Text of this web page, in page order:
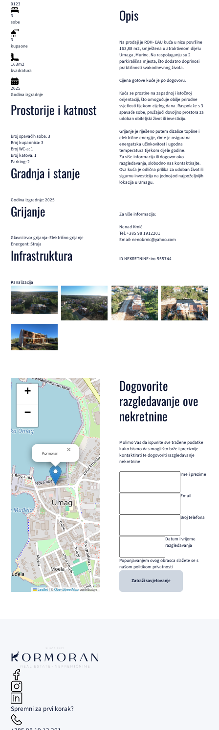
0123
3
sobe
3
kupaone
163m2
kvadratura
2025
Godina izgradnje
Prostorije i katnost
Broj spavaćih soba: 3
Broj kupaonica: 3
Broj WC-a: 1
Broj katova: 1
Parking: 2
Gradnja i stanje
Godina izgradnje: 2025
Grijanje
Glavni izvor grijanja: Električno grijanje
Energent: Struja
Infrastruktura
Kanalizacija
Opis
Na prodaji je ROH- BAU kuća u nizu površine
163,88 m2, smještena u atraktivnom dijelu
Umaga, Murine. Na raspolaganju su 2
parkirališna mjesta, što dodatno doprinosi
praktičnosti svakodnevnog života.
Cijena gotove kuće je po dogovoru.
Kuća se prostire na zapadnoj i istočnoj
orijentaciji, što omogućuje obilje prirodne
svjetlosti tijekom cijelog dana. Raspolaže s 3
spavaće sobe, pružajući dovoljno prostora za
udoban obiteljski život ili investiciju.
Grijanje je riješeno putem dizalice topline i
električne energije, čime je osigurana
energetska učinkovitost i ugodna
temperatura tijekom cijele godine.
Za više informacija ili dogovor oko
razgledavanja, slobodno nas kontaktirajte.
Ova kuća je odlična prilika za udoban život ili
sigurnu investiciju na jednoj od najpoželjnijih
lokacija u Umagu.
Za više informacija:
Nenad Krnić
Tel: +385 98 1912201
Email: nenokrnic@yahoo.com
ID NEKRETNINE: iro-555744
Kormoran ×
+
−
Leaflet |© OpenStreetMapcontributors
Dogovorite
razgledavanje ove
nekretnine
Molimo Vas da ispunite sve tražene podatke
kako bismo Vas mogli što brže i preciznije
kontaktirati te dogovoriti razgledavanje
nekretnine
Ime i prezime
Email
Broj telefona
Datum i vrijeme
razgledavanja
Popunjavanjem ovog obrasca slažete se s
našom politikom privatnosti
Zatraži savjetovanje
Spremni za prvi korak?